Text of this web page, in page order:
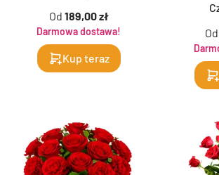
Od 189,00 zł
Darmowa dostawa!
Kup teraz
Od